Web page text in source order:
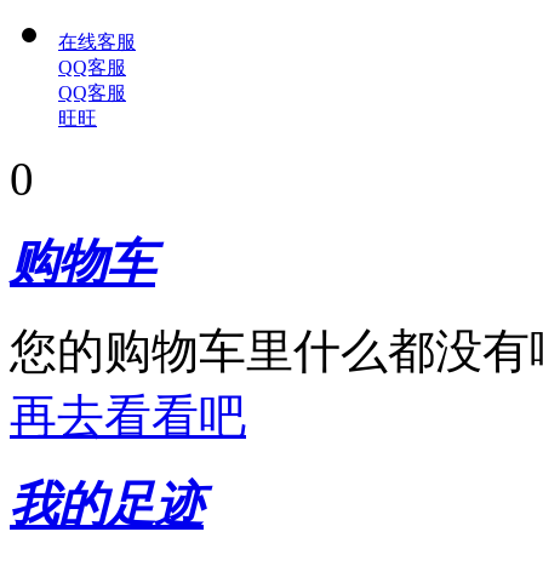
在线客服
QQ客服
QQ客服
旺旺
0
购物车
您的购物车里什么都没有
再去看看吧
我的足迹